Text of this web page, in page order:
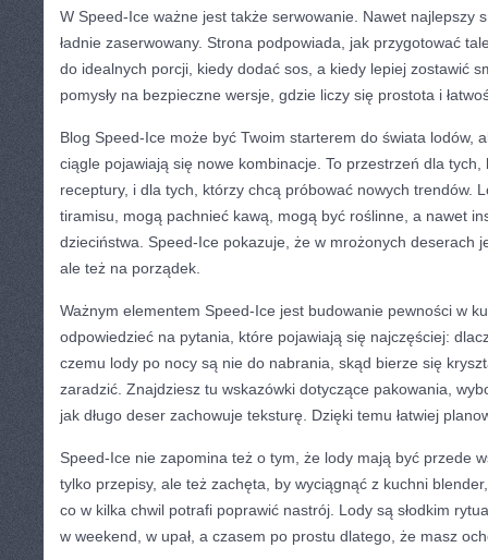
W Speed-Ice ważne jest także serwowanie. Nawet najlepszy
ładnie zaserwowany. Strona podpowiada, jak przygotować
do idealnych porcji, kiedy dodać sos, a kiedy lepiej zostawić
pomysły na bezpieczne wersje, gdzie liczy się prostota i
Blog Speed-Ice może być Twoim starterem do świata lodów,
ciągle pojawiają się nowe kombinacje. To przestrzeń dla
receptury, i dla tych, którzy chcą próbować nowych trendów.
tiramisu, mogą pachnieć kawą, mogą być roślinne, a nawet
dzieciństwa. Speed-Ice pokazuje, że w mrożonych deserach
ale też na porządek.
Ważnym elementem Speed-Ice jest budowanie pewności w
odpowiedzieć na pytania, które pojawiają się najczęściej:
czemu lody po nocy są nie do nabrania, skąd bierze się
zaradzić. Znajdziesz tu wskazówki dotyczące pakowania,
jak długo deser zachowuje teksturę. Dzięki temu łatwiej
Speed-Ice nie zapomina też o tym, że lody mają być przede
tylko przepisy, ale też zachęta, by wyciągnąć z kuchni
co w kilka chwil potrafi poprawić nastrój. Lody są słodkim
w weekend, w upał, a czasem po prostu dlatego, że masz